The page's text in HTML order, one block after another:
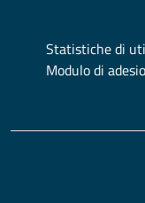
Statistiche di
Modulo di